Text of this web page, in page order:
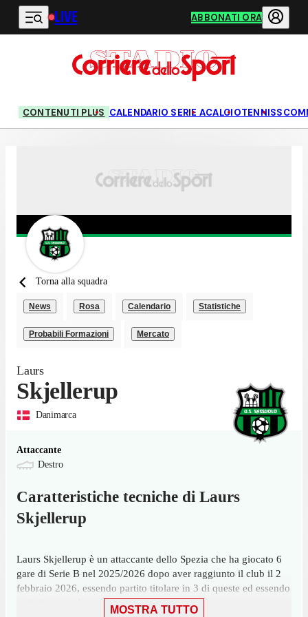
Vai al contenuto principale
LIVE ABBONATI ORA
CONTENUTI PLUS CALENDARIO SERIE ACALCIOTENNIS
Torna alla squadra
News Rosa Calendario Statistiche
Probabili Formazioni Mercato
Laurs
Skjellerup
Danimarca
Attaccante
Destro
Caratteristiche tecniche di Laurs
Skjellerup
Laurs Skjellerup è un attaccante dello Spezia che ha giocato 6
gare di Serie B nel 2025/2026 dopo aver raggiunto il club il 2
febbraio 2026, essendo partito titolare in 3 di queste ed essendo
entrato a gara in corso in 3 occasioni.
MOSTRA TUTTO